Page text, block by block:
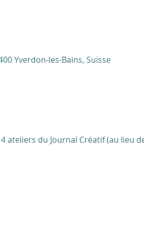
Yverdon-les-Bains, Suisse
du Journal Créatif (au lieu